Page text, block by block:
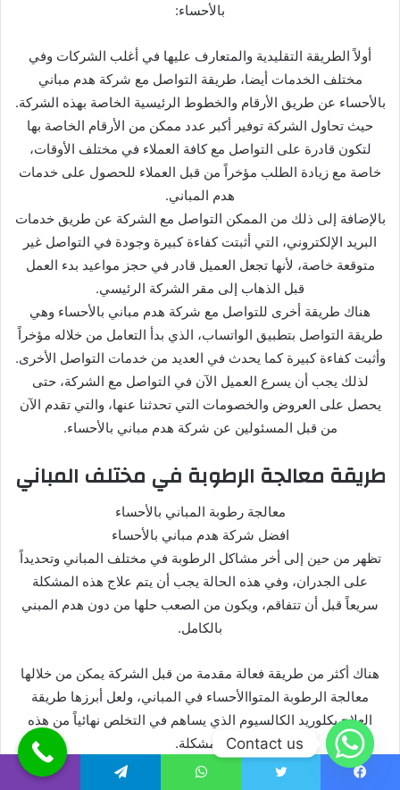
بالأحساء:
أولاً الطريقة التقليدية والمتعارف عليها في أغلب الشركات وفي
مختلف الخدمات أيضا، طريقة التواصل مع شركة هدم مباني
بالأحساء عن طريق الأرقام والخطوط الرئيسية الخاصة بهذه الشركة.
حيث تحاول الشركة توفير أكبر عدد ممكن من الأرقام الخاصة بها
لتكون قادرة على التواصل مع كافة العملاء في مختلف الأوقات،
خاصة مع زيادة الطلب مؤخراً من قبل العملاء للحصول على خدمات
هدم المباني.
بالإضافة إلى ذلك من الممكن التواصل مع الشركة عن طريق خدمات
البريد الإلكتروني، التي أثبتت كفاءة كبيرة وجودة في التواصل غير
متوقعة خاصة، لأنها تجعل العميل قادر في حجز مواعيد بدء العمل
قبل الذهاب إلى مقر الشركة الرئيسي.
هناك طريقة أخرى للتواصل مع شركة هدم مباني بالأحساء وهي
طريقة التواصل بتطبيق الواتساب، الذي بدأ التعامل من خلاله مؤخراً
وأثبت كفاءة كبيرة كما يحدث في العديد من خدمات التواصل الأخرى.
لذلك يجب أن يسرع العميل الآن في التواصل مع الشركة، حتى
يحصل على العروض والخصومات التي تحدثنا عنها، والتي تقدم الآن
من قبل المسئولين عن شركة هدم مباني بالأحساء.
طريقة معالجة الرطوبة في مختلف المباني
معالجة رطوبة المباني بالأحساء
افضل شركة هدم مباني بالأحساء
تظهر من حين إلى أخر مشاكل الرطوبة في مختلف المباني وتحديداً
على الجدران، وفي هذه الحالة يجب أن يتم علاج هذه المشكلة
سريعاً قبل أن تتفاقم، ويكون من الصعب حلها من دون هدم المبني
بالكامل.
هناك أكثر من طريقة فعالة مقدمة من قبل الشركة يمكن من خلالها
معالجة الرطوبة المتواالأحساء في المباني، ولعل أبرزها طريقة
العلاج بكلوريد الكالسيوم الذي يساهم في التخلص نهائياً من هذه
المشكلة.
Contact us